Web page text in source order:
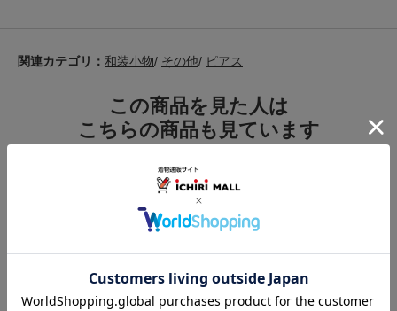
関連カテゴリ： 和装小物/ その他/ ピアス
この商品を見た人は
こちらの商品も見ています
注意事項
お仕立て後、お客様の手元に届いてから30日以内であれば返品可能です。
ただし次に該当するものは返品をお受けできません。
・商品到着後31日以上経過した商品
・お客様の元で、傷または破損が生じた商品